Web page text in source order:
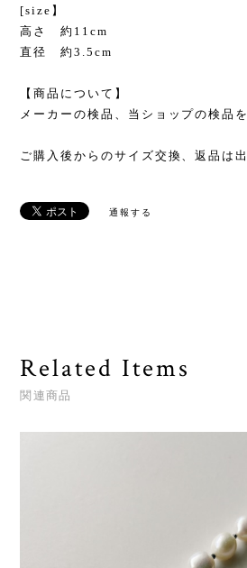
[size】
高さ 約11cm
直径 約3.5cm
【商品について】
メーカーの検品、当ショップの検品
ご購入後からのサイズ交換、返品は
通報する
Related Items
関連商品